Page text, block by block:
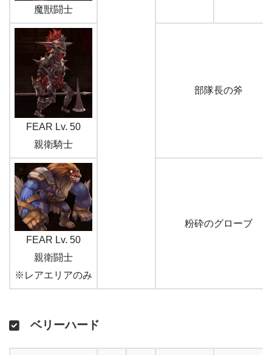
魔獣闘士
FEAR Lv. 50
親衛騎士
部隊長の斧
FEAR Lv. 50
親衛闘士
※レアエリアのみ
粉砕のグローブ
ベリーハード